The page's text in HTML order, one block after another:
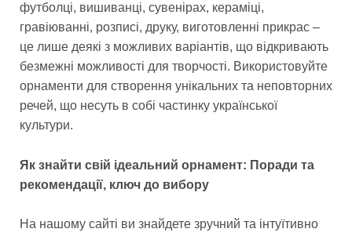
футболці, вишиванці, сувенірах, кераміці,
гравіюванні, розписі, друку, виготовленні прикрас –
це лише деякі з можливих варіантів, що відкривають
безмежні можливості для творчості. Використовуйте
орнаменти для створення унікальних та неповторних
речей, що несуть в собі частинку української
культури.
Як знайти свій ідеальний орнамент: Поради та
рекомендації, ключ до вибору
На нашому сайті ви знайдете зручний та інтуїтивно